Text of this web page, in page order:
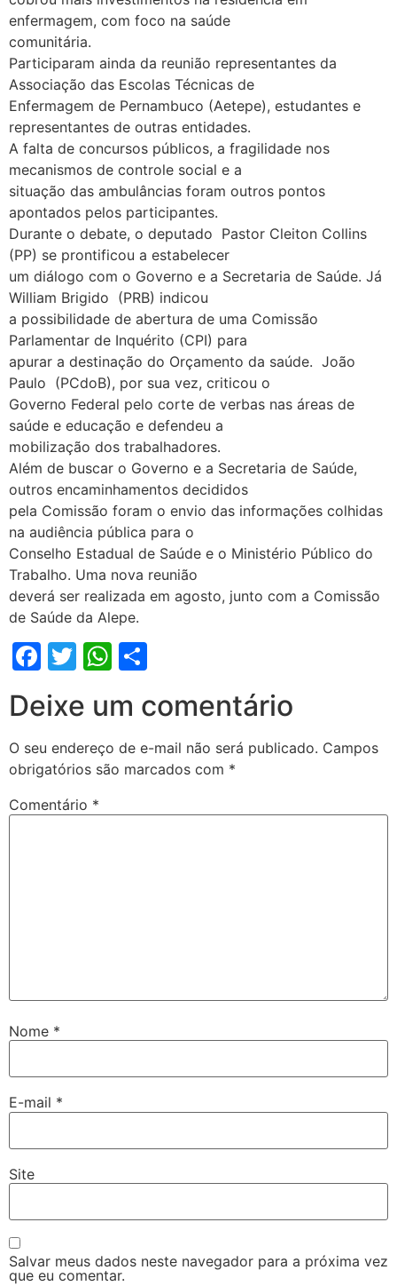
enfermagem, com foco na saúde
comunitária.
Participaram ainda da reunião representantes da
Associação das Escolas Técnicas de
Enfermagem de Pernambuco (Aetepe), estudantes e
representantes de outras entidades.
A falta de concursos públicos, a fragilidade nos
mecanismos de controle social e a
situação das ambulâncias foram outros pontos
apontados pelos participantes.
Durante o debate, o deputado Pastor Cleiton Collins
(PP) se prontificou a estabelecer
um diálogo com o Governo e a Secretaria de Saúde. Já
William Brigido (PRB) indicou
a possibilidade de abertura de uma Comissão
Parlamentar de Inquérito (CPI) para
apurar a destinação do Orçamento da saúde. João
Paulo (PCdoB), por sua vez, criticou o
Governo Federal pelo corte de verbas nas áreas de
saúde e educação e defendeu a
mobilização dos trabalhadores.
Além de buscar o Governo e a Secretaria de Saúde,
outros encaminhamentos decididos
pela Comissão foram o envio das informações colhidas
na audiência pública para o
Conselho Estadual de Saúde e o Ministério Público do
Trabalho. Uma nova reunião
deverá ser realizada em agosto, junto com a Comissão
de Saúde da Alepe.
Facebook
TwitterWhatsApp
Deixe um comentário
O seu endereço de e-mail não será publicado. Campos
obrigatórios são marcados com *
Comentário *
Nome *
E-mail *
Site
Salvar meus dados neste navegador para a próxima vez
que eu comentar.